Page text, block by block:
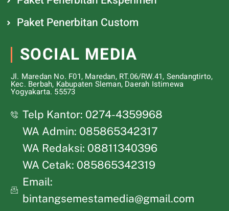
Paket Penerbitan Custom
SOCIAL MEDIA
Jl. Maredan No. F01, Maredan, RT.06/RW.41, Sendangtirto,
Kec. Berbah, Kabupaten Sleman, Daerah Istimewa
Yogyakarta. 55573
Telp Kantor: 0274-4359968
WA Admin: 085865342317
WA Redaksi: 08811340396
WA Cetak: 085865342319
Email:
bintangsemestamedia@gmail.com